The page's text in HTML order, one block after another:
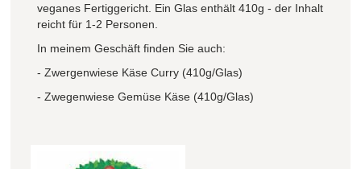
veganes Fertiggericht. Ein Glas enthält 410g - der Inhalt
reicht für 1-2 Personen.
In meinem Geschäft finden Sie auch:
- Zwergenwiese Käse Curry (410g/Glas)
- Zwegenwiese Gemüse Käse (410g/Glas)